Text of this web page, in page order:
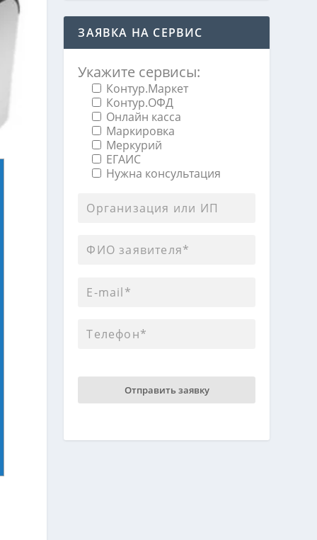
ЗАЯВКА НА СЕРВИС
Укажите сервисы:
Контур.Маркет
Контур.ОФД
Онлайн касса
Маркировка
Меркурий
ЕГАИС
Нужна консультация